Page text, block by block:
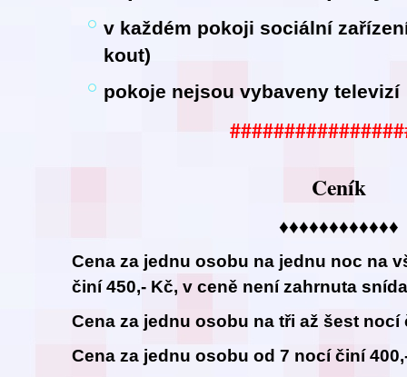
v každém pokoji sociální
kout)
pokoje nejsou vybaveny televizí
Ceník
♦♦♦♦♦♦♦♦♦♦♦♦
Cena za jednu osobu na jednu noc na
činí 450,- Kč, v ceně není zahrnuta
Cena za jednu osobu na tři až šest nocí
Cena za jednu osobu od 7 nocí činí